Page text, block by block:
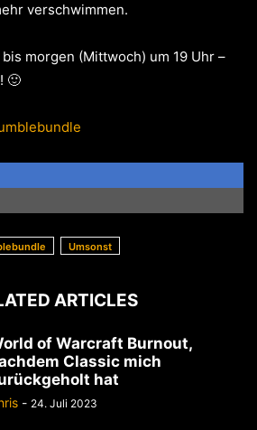
verschwimmen.
morgen (Mittwoch) um 19 Uhr –
🙂
Umsonst
ARTICLES
of Warcraft Burnout,
Classic mich
hat
- 24. Juli 2023